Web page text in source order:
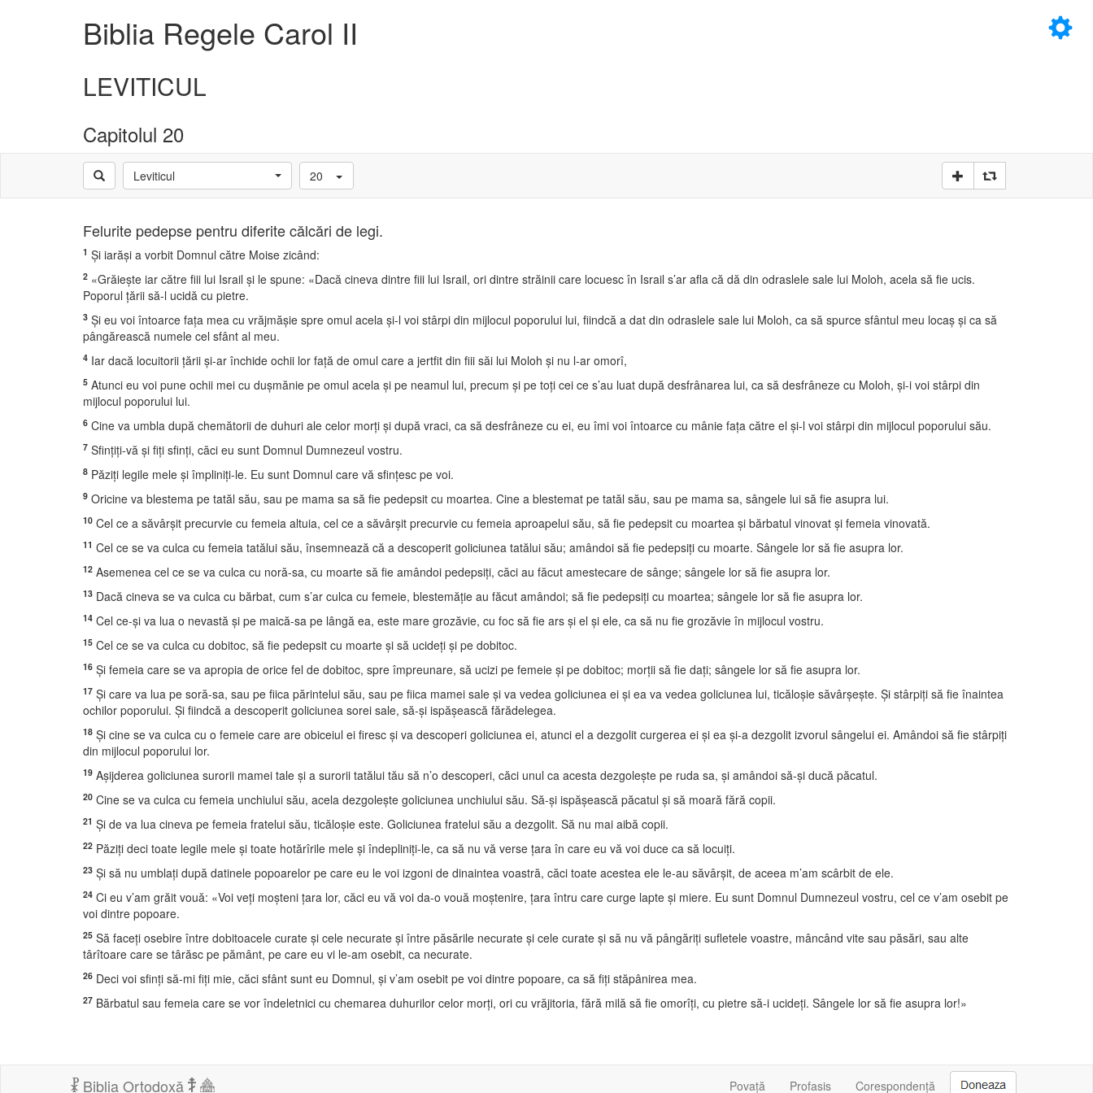
×
Biblia Regele Carol II
LEVITICUL
Capitolul 20
Leviticul 20
Felurite pedepse pentru diferite călcări de legi.
1 Şi iarăşi a vorbit Domnul către Moise zicând:
2 «Grăieşte iar către fiii lui Israil şi le spune: «Dacă cineva dintre fiii lui Israil, ori dintre străinii care locuesc în Israil s’ar afla că dă din odraslele sale lui Moloh, acela să fie ucis.
Poporul ţării să-l ucidă cu pietre.
3 Şi eu voi întoarce faţa mea cu vrăjmăşie spre omul acela şi-l voi stârpi din mijlocul poporului lui, fiindcă a dat din odraslele sale lui Moloh, ca să spurce sfântul meu locaş şi ca să
pângărească numele cel sfânt al meu.
4 Iar dacă locuitorii ţării şi-ar închide ochii lor faţă de omul care a jertfit din fiii săi lui Moloh şi nu l-ar omorî,
5 Atunci eu voi pune ochii mei cu duşmănie pe omul acela şi pe neamul lui, precum şi pe toţi cei ce s’au luat după desfrânarea lui, ca să desfrâneze cu Moloh, şi-i voi stârpi din
mijlocul poporului lui.
6 Cine va umbla după chemătorii de duhuri ale celor morţi şi după vraci, ca să desfrâneze cu ei, eu îmi voi întoarce cu mânie faţa către el şi-l voi stârpi din mijlocul poporului său.
7 Sfinţiţi-vă şi fiţi sfinţi, căci eu sunt Domnul Dumnezeul vostru.
8 Păziţi legile mele şi împliniţi-le. Eu sunt Domnul care vă sfinţesc pe voi.
9 Oricine va blestema pe tatăl său, sau pe mama sa să fie pedepsit cu moartea. Cine a blestemat pe tatăl său, sau pe mama sa, sângele lui să fie asupra lui.
10 Cel ce a săvârşit precurvie cu femeia altuia, cel ce a săvârşit precurvie cu femeia aproapelui său, să fie pedepsit cu moartea şi bărbatul vinovat şi femeia vinovată.
11 Cel ce se va culca cu femeia tatălui său, însemnează că a descoperit goliciunea tatălui său; amândoi să fie pedepsiţi cu moarte. Sângele lor să fie asupra lor.
12 Asemenea cel ce se va culca cu noră-sa, cu moarte să fie amândoi pedepsiţi, căci au făcut amestecare de sânge; sângele lor să fie asupra lor.
13 Dacă cineva se va culca cu bărbat, cum s’ar culca cu femeie, blestemăţie au făcut amândoi; să fie pedepsiţi cu moartea; sângele lor să fie asupra lor.
14 Cel ce-şi va lua o nevastă şi pe maică-sa pe lângă ea, este mare grozăvie, cu foc să fie ars şi el şi ele, ca să nu fie grozăvie în mijlocul vostru.
15 Cel ce se va culca cu dobitoc, să fie pedepsit cu moarte şi să ucideţi şi pe dobitoc.
16 Şi femeia care se va apropia de orice fel de dobitoc, spre împreunare, să ucizi pe femeie şi pe dobitoc; morţii să fie daţi; sângele lor să fie asupra lor.
17 Şi care va lua pe soră-sa, sau pe fiica părintelui său, sau pe fiica mamei sale şi va vedea goliciunea ei şi ea va vedea goliciunea lui, ticăloşie săvârşeşte. Şi stârpiţi să fie înaintea
ochilor poporului. Şi fiindcă a descoperit goliciunea sorei sale, să-şi ispăşească fărădelegea.
18 Şi cine se va culca cu o femeie care are obiceiul ei firesc şi va descoperi goliciunea ei, atunci el a dezgolit curgerea ei şi ea şi-a dezgolit izvorul sângelui ei. Amândoi să fie stârpiţi
din mijlocul poporului lor.
19 Aşijderea goliciunea surorii mamei tale şi a surorii tatălui tău să n’o descoperi, căci unul ca acesta dezgoleşte pe ruda sa, şi amândoi să-şi ducă păcatul.
20 Cine se va culca cu femeia unchiului său, acela dezgoleşte goliciunea unchiului său. Să-şi ispăşească păcatul şi să moară fără copii.
21 Şi de va lua cineva pe femeia fratelui său, ticăloşie este. Goliciunea fratelui său a dezgolit. Să nu mai aibă copii.
22 Păziţi deci toate legile mele şi toate hotărîrile mele şi îndepliniţi-le, ca să nu vă verse ţara în care eu vă voi duce ca să locuiţi.
23 Şi să nu umblaţi după datinele popoarelor pe care eu le voi izgoni de dinaintea voastră, căci toate acestea ele le-au săvârşit, de aceea m’am scârbit de ele.
24 Ci eu v’am grăit vouă: «Voi veţi moşteni ţara lor, căci eu vă voi da-o vouă moştenire, ţara întru care curge lapte şi miere. Eu sunt Domnul Dumnezeul vostru, cel ce v’am osebit pe
voi dintre popoare.
25 Să faceţi osebire între dobitoacele curate şi cele necurate şi între păsările necurate şi cele curate şi să nu vă pângăriţi sufletele voastre, mâncând vite sau păsări, sau alte
târîtoare care se târăsc pe pământ, pe care eu vi le-am osebit, ca necurate.
26 Deci voi sfinţi să-mi fiţi mie, căci sfânt sunt eu Domnul, şi v’am osebit pe voi dintre popoare, ca să fiţi stăpânirea mea.
27 Bărbatul sau femeia care se vor îndeletnici cu chemarea duhurilor celor morţi, ori cu vrăjitoria, fără milă să fie omorîţi, cu pietre să-i ucideţi. Sângele lor să fie asupra lor!»
Biblia Ortodoxă Povață Profasis Corespondență